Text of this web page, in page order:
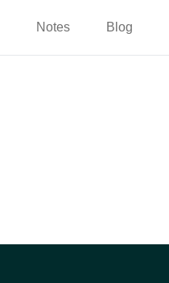
Notes Blog